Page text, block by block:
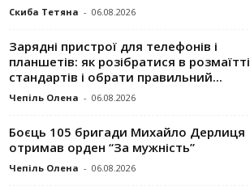
Скиба Тетяна - 06.08.2026
Зарядні пристрої для телефонів і
планшетів: як розібратися в розмаїтті
стандартів і обрати правильний...
Чепіль Олена - 06.08.2026
Боєць 105 бригади Михайло Дерлиця
отримав орден “За мужність”
Чепіль Олена - 06.08.2026